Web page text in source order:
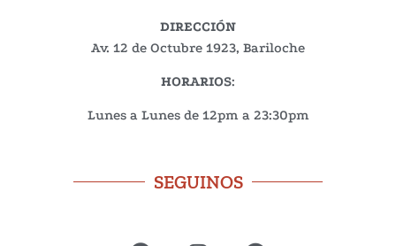
DIRECCIÓN
Av. 12 de Octubre 1923, Bariloche
HORARIOS:
Lunes a Lunes de 12pm a 23:30pm
SEGUINOS